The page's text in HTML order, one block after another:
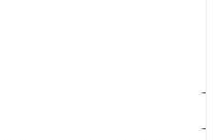
-
-